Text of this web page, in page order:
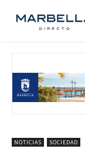
NOTICIAS SOCIEDAD